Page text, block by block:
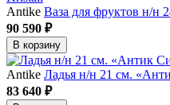
Antike Ваза для фруктов н/н
90 590 ₽
В корзину
Antike Ладья н/н 21 см.
83 640 ₽